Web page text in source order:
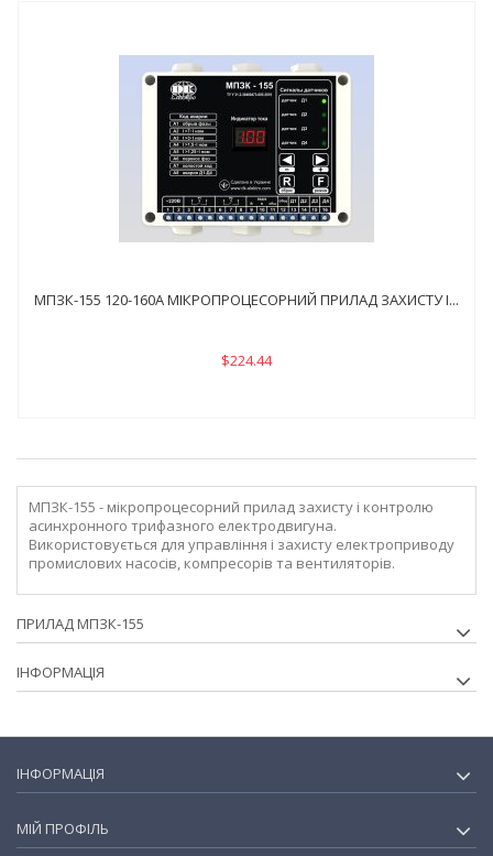
МПЗК-155 120-160А МІКРОПРОЦЕСОРНИЙ ПРИЛАД ЗАХИСТУ І...
$224.44
МПЗК-155 - мікропроцесорний прилад захисту і контролю
асинхронного трифазного електродвигуна.
Використовується для управління і захисту електроприводу
промислових насосів, компресорів та вентиляторів.
ПРИЛАД МПЗК-155
ІНФОРМАЦІЯ
ІНФОРМАЦІЯ
МІЙ ПРОФІЛЬ